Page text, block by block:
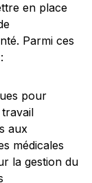
en place
Parmi ces
pour
aux
médicales
la gestion du